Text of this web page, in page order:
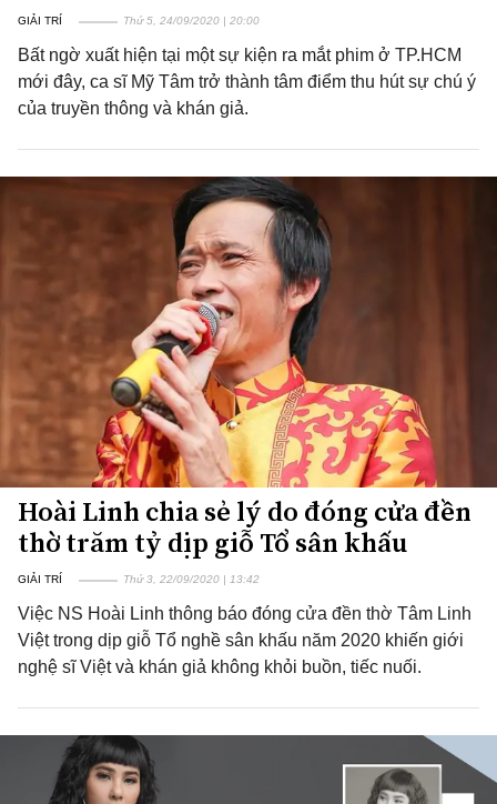
GIẢI TRÍ Thứ 5, 24/09/2020 | 20:00
Bất ngờ xuất hiện tại một sự kiện ra mắt phim ở TP.HCM
mới đây, ca sĩ Mỹ Tâm trở thành tâm điểm thu hút sự chú ý
của truyền thông và khán giả.
Hoài Linh chia sẻ lý do đóng cửa đền
thờ trăm tỷ dịp giỗ Tổ sân khấu
GIẢI TRÍ Thứ 3, 22/09/2020 | 13:42
Việc NS Hoài Linh thông báo đóng cửa đền thờ Tâm Linh
Việt trong dịp giỗ Tổ nghề sân khấu năm 2020 khiến giới
nghệ sĩ Việt và khán giả không khỏi buồn, tiếc nuối.